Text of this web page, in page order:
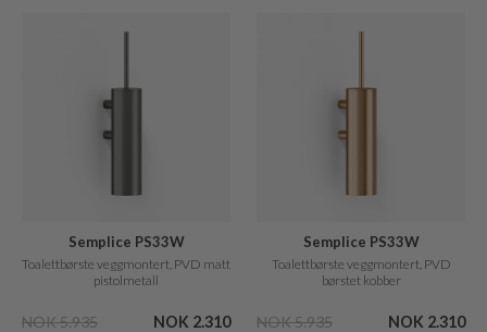
Semplice PS33W
Toalettbørste veggmontert, PVD matt
pistolmetall
NOK 5.935 NOK 2.310
Semplice PS33W
Toalettbørste veggmontert, PVD
børstet kobber
NOK 5.935 NOK 2.310